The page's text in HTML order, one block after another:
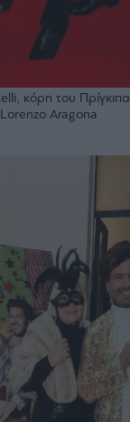
κόρη του
Aragona